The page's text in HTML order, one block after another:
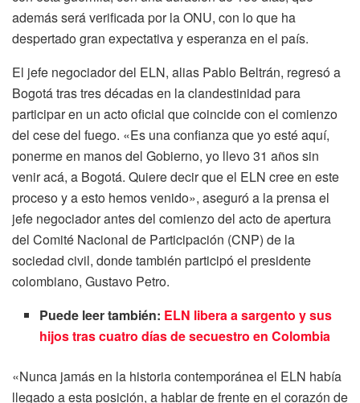
además será verificada por la ONU, con lo que ha
despertado gran expectativa y esperanza en el país.
El jefe negociador del ELN, alias Pablo Beltrán, regresó a
Bogotá tras tres décadas en la clandestinidad para
participar en un acto oficial que coincide con el comienzo
del cese del fuego. «Es una confianza que yo esté aquí,
ponerme en manos del Gobierno, yo llevo 31 años sin
venir acá, a Bogotá. Quiere decir que el ELN cree en este
proceso y a esto hemos venido», aseguró a la prensa el
jefe negociador antes del comienzo del acto de apertura
del Comité Nacional de Participación (CNP) de la
sociedad civil, donde también participó el presidente
colombiano, Gustavo Petro.
Puede leer también: ELN libera a sargento y sus
hijos tras cuatro días de secuestro en Colombia
«Nunca jamás en la historia contemporánea el ELN había
llegado a esta posición, a hablar de frente en el corazón de